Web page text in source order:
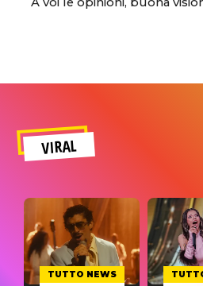
VIRAL
TUTTO NEWS